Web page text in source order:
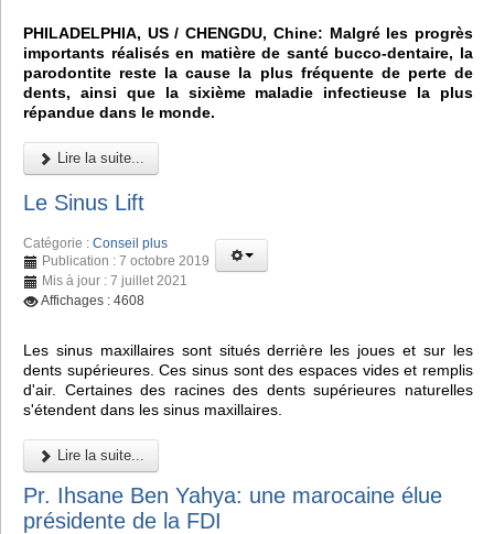
PHILADELPHIA, US / CHENGDU, Chine: Malgré les progrès
importants réalisés en matière de santé bucco-dentaire, la
parodontite reste la cause la plus fréquente de perte de
dents, ainsi que la sixième maladie infectieuse la plus
répandue dans le monde.
Lire la suite...
Le Sinus Lift
Catégorie : Conseil plus
Publication : 7 octobre 2019
Mis à jour : 7 juillet 2021
Affichages : 4608
Les sinus maxillaires sont situés derrière les joues et sur les
dents supérieures. Ces sinus sont des espaces vides et remplis
d'air. Certaines des racines des dents supérieures naturelles
s'étendent dans les sinus maxillaires.
Lire la suite...
Pr. Ihsane Ben Yahya: une marocaine élue
présidente de la FDI